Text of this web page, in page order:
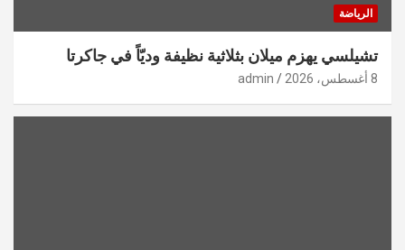
الرياضة
تشيلسي يهزم ميلان بثلاثية نظيفة وديّاً في جاكرتا
8 أغسطس، 2026 admin